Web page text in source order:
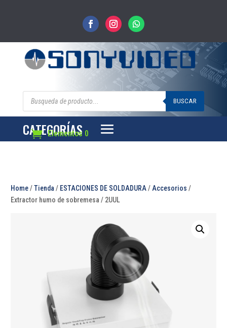
Búsqueda
BUSCAR
Elementos 0
CATEGORÍAS
Home/Tienda / ESTACIONES DE SOLDADURA/ Accesorios /
Extractor humo de sobremesa / 2UUL